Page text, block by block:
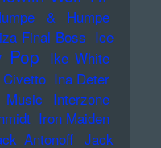
& Humpe
Final Boss Ice
Pop
Ike White
Ina Deter
Music Interzone
Iron Maiden
Antonoff Jack